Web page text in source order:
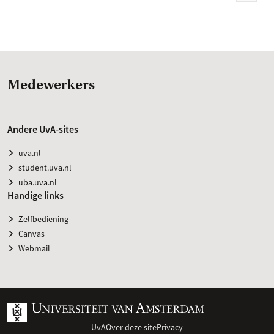
Medewerkers
Andere UvA-sites
uva.nl
student.uva.nl
uba.uva.nl
Handige links
Zelfbediening
Canvas
Webmail
UvAOver deze sitePrivacy